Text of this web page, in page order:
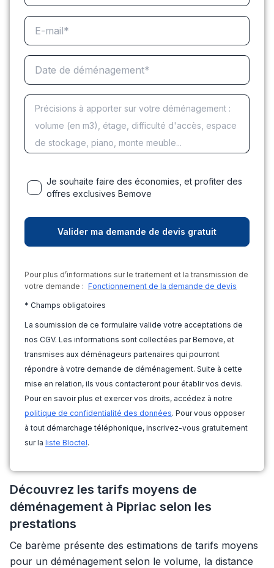
Je souhaite faire des économies, et profiter des
offres exclusives Bemove
Pour plus d’informations sur le traitement et la transmission de
votre demande : Fonctionnement de la demande de devis
* Champs obligatoires
La soumission de ce formulaire valide votre acceptations de
nos CGV. Les informations sont collectées par Bemove, et
transmises aux déménageurs partenaires qui pourront
répondre à votre demande de déménagement. Suite à cette
mise en relation, ils vous contacteront pour établir vos devis.
Pour en savoir plus et exercer vos droits, accédez à notre
politique de confidentialité des données. Pour vous opposer
à tout démarchage téléphonique, inscrivez-vous gratuitement
sur la liste Bloctel.
Découvrez les tarifs moyens de
déménagement à Pipriac selon les
prestations
Ce barème présente des estimations de tarifs moyens
pour un déménagement selon le volume, la distance